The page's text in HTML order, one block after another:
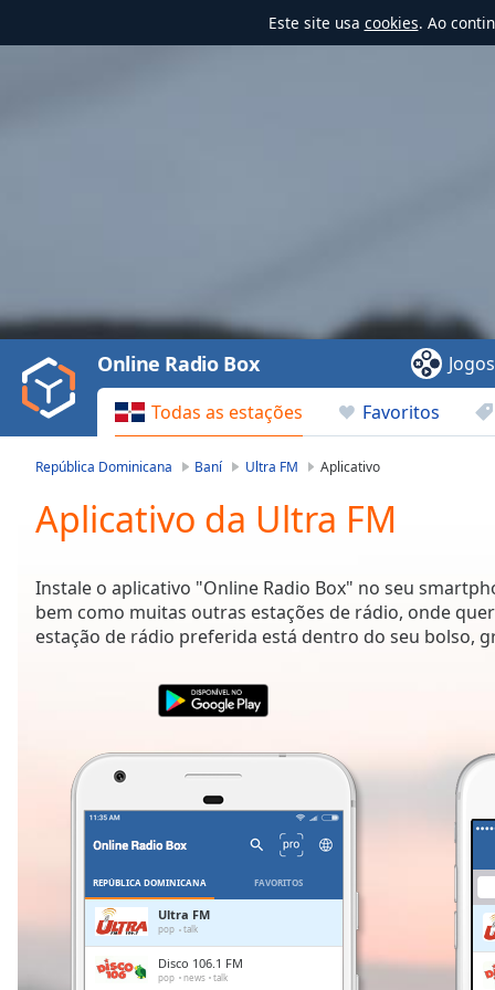
Este site usa cookies. Ao
Play
Video
Play
Backward
Skip
Current
Time0:00
Duration-:-
Loaded:
0.00%
Remaining
Todas as estações Favoritos
Online Radio Box Jogos
República Dominicana Baní Ultra FM Aplicativo
Aplicativo da Ultra FM
Instale o aplicativo "Online Radio Box" no seu
bem como muitas outras estações de rádio, onde
estação de rádio preferida está dentro do seu bolso,
REPÚBLICA DOMINICANA FAVORITOS
Ultra FM
pop talk
Disco 106.1 FM
pop news talk